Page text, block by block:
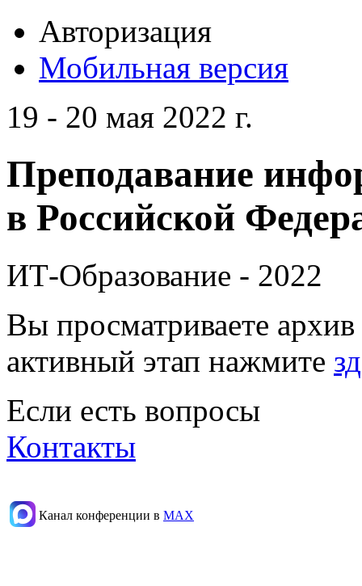
Авторизация
Мобильная версия
19 - 20 мая 2022 г.
Преподавание
в Российской
ИТ-Образование - 2022
Вы просматриваете
активный этап нажмите
Если есть вопросы
Контакты
Канал конференции в МАХ